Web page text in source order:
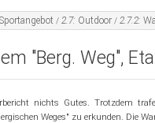
Bodyworkout
Zumba mit
Workout mit
A - Z
& Gymnastik
Eltern-Kind
Kalender
Vater/Opa-
Sportangebot / 2.7: Outdoor / 2.7.2:
"Berg. Weg",
nichts Gutes. Trotzdem
Weges" zu erkunden. Die